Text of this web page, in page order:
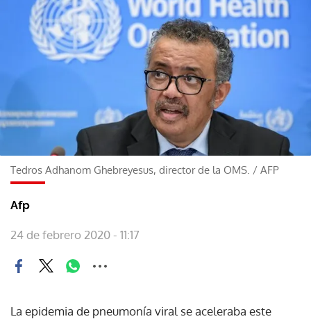
Tedros Adhanom Ghebreyesus, director de la OMS. / AFP
Afp
24 de febrero 2020 - 11:17
La epidemia de pneumonía viral se aceleraba este